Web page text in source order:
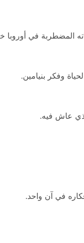
المضطربة في أوروبا
وفكر بنيامين.
عاش فيه.
في آن واحد.